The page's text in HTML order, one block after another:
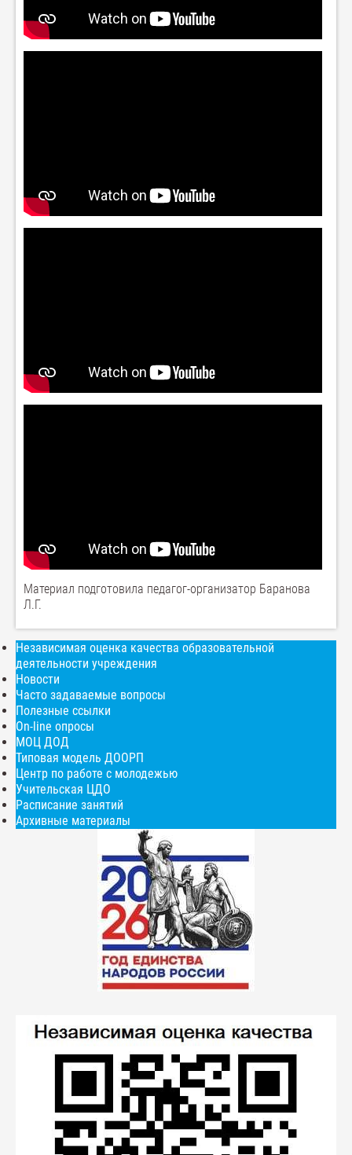
Материал подготовила педагог-организатор Баранова
Л.Г.
Независимая оценка качества образовательной
деятельности учреждения
Новости
Часто задаваемые вопросы
Полезные ссылки
On-line опросы
МОЦ ДОД
Типовая модель ДООРП
Центр по работе с молодежью
Учительская ЦДО
Расписание занятий
Архивные материалы